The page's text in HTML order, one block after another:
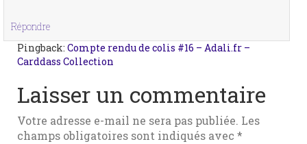
Répondre
Pingback: Compte rendu de colis #16 – Adali.fr –
Carddass Collection
Laisser un commentaire
Votre adresse e-mail ne sera pas publiée. Les
champs obligatoires sont indiqués avec *